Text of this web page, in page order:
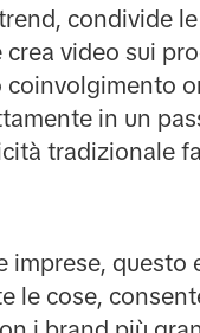
condivide
crea video sui
coinvolgimento
in un
tradizionale
imprese, questo
le cose,